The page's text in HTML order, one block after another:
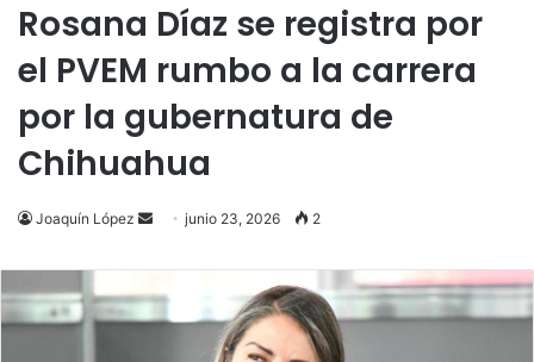
Rosana Díaz se registra por
el PVEM rumbo a la carrera
por la gubernatura de
Chihuahua
Joaquín López
Send
email
junio 23, 2026 2